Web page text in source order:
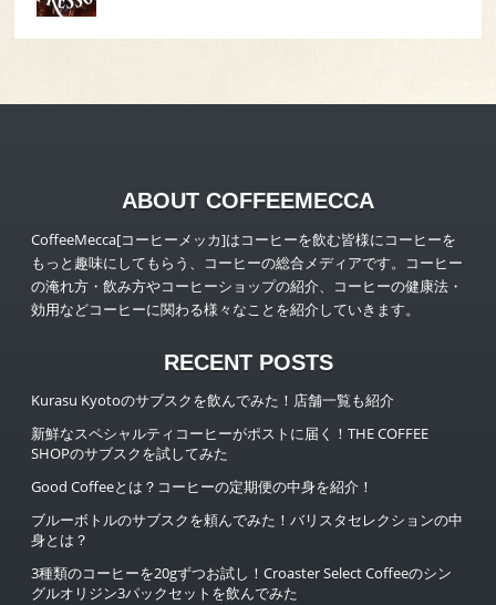
ABOUT COFFEEMECCA
CoffeeMecca[コーヒーメッカ]はコーヒーを飲む皆様にコーヒーを
もっと趣味にしてもらう、コーヒーの総合メディアです。コーヒー
の淹れ方・飲み方やコーヒーショップの紹介、コーヒーの健康法・
効用などコーヒーに関わる様々なことを紹介していきます。
RECENT POSTS
Kurasu Kyotoのサブスクを飲んでみた！店舗一覧も紹介
新鮮なスペシャルティコーヒーがポストに届く！THE COFFEE
SHOPのサブスクを試してみた
Good Coffeeとは？コーヒーの定期便の中身を紹介！
ブルーボトルのサブスクを頼んでみた！バリスタセレクションの中
身とは？
3種類のコーヒーを20gずつお試し！Croaster Select Coffeeのシン
グルオリジン3パックセットを飲んでみた